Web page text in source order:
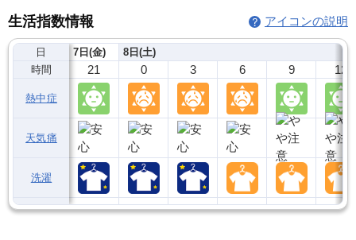
生活指数情報 アイコンの説明
日
時間
熱中症
天気痛
洗濯
7日(金)
21
8日(土)
0 3 6 9 12